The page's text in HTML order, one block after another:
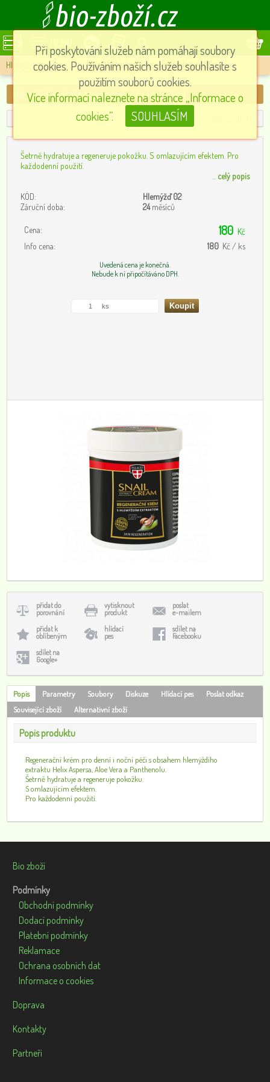
MENU
Hlemýždí kosmetika » Hlemýždí extrakt regenerační krém, 125ml
Hlemýždí extrakt regenerační krém, 125ml
Šetrně hydratuje a regeneruje pokožku. S omlazujícím efektem. Pro
každodenní použití.
celý popis
KÓD:
Hlemýžď 02
Záruční doba:
24měsíců
Cena: 180 Kč
Info cena:
180 Kč / ks
Uvedená cena je konečná.
Nebude k ní připočítáváno DPH.
přidat do
porovnání
vytisknout
produkt
poslat
e-mailem
přidat k
oblíbeným
hlídací
pes
sdílet na
Facebooku
sdílet na
Google+
Popis Parametry Soubory Diskuze Hlídací pes
Poslat odkaz
Související zboží
Alternativní zboží
Popis produktu
Regenerační krém pro denní i noční péči s obsahem hlemýždího
extraktu Helix Aspersa, Aloe Vera a Panthenolu.
Šetrně hydratuje a regeneruje pokožku.
S omlazujícím efektem.
Pro každodenní použití.
Bio zboží
Podmínky
Obchodní podmínky
Dodací podmínky
Platební podmínky
Reklamace
Ochrana osobních dat
Informace o cookies
Doprava
Kontakty
Partneři
Při poskytování služeb nám pomáhají soubory
cookies. Používáním našich služeb souhlasíte s
použitím souborů cookies.
Více informací naleznete na stránce „Informace o
cookies”.
SOUHLASÍM